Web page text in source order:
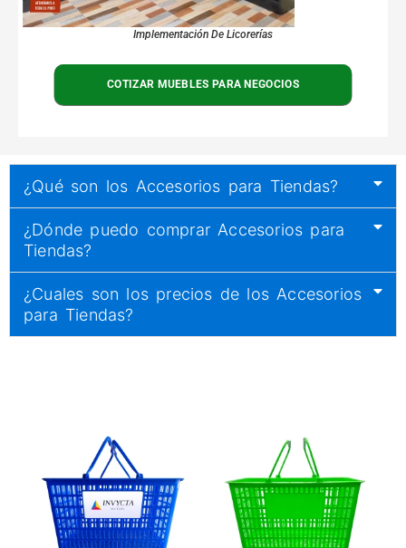
Implementación De Licorerías
COTIZAR MUEBLES PARA NEGOCIOS
¿Qué son los Accesorios para Tiendas?
¿Dónde puedo comprar Accesorios para
Tiendas?
¿Cuales son los precios de los Accesorios
para Tiendas?